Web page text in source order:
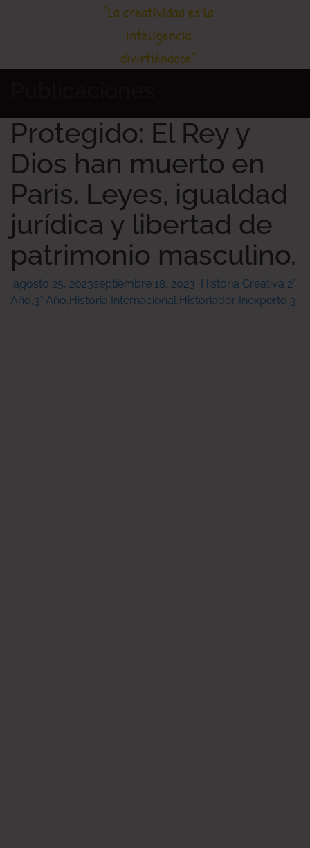
“La creatividad es la
inteligencia
divirtiéndose”
Protegido: El Rey y
Dios han muerto en
Paris. Leyes, igualdad
jurídica y libertad de
patrimonio masculino.
agosto 25, 2023septiembre 18, 2023 Historia Creativa 2°
Año,3° Año,Historia Internacional,Historiador Inexperto 3